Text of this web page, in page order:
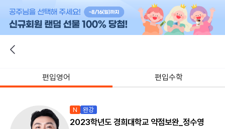
편입영어 편입수학
N 완강
2023학년도 경희대학교 약점보완_정수영